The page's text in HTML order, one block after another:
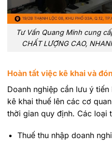
Tư Vấn Quang Minh cung
CHẤT LƯỢNG CAO,
Hoàn tất việc kê khai và
Doanh nghiệp cần lưu ý
kê khai thuế lên các cơ
thời gian quy định. Các loại
Thuế thu nhập doanh